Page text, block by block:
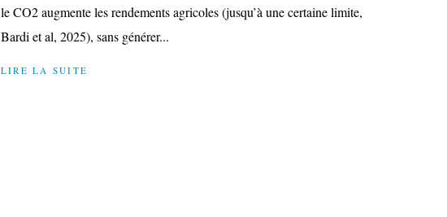
le CO2 augmente les rendements agricoles (jusqu’à une certaine limite,
Bardi et al, 2025), sans générer...
LIRE LA SUITE